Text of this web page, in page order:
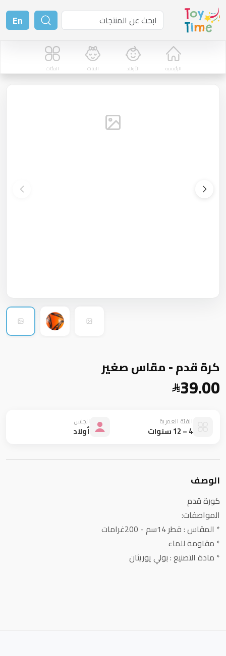
En
الرئيسية الأولاد البنات الفئات
كرة قدم - مقاس صغير
39.00
الفئة العمرية
4 – 12 سنوات
الجنس
أولاد
الوصف
كورة قدم
المواصفات:
* المقاس : قطر 14سم - 200غرامات
* مقاومة للماء
* مادة التصنيع : بولي يوريثان